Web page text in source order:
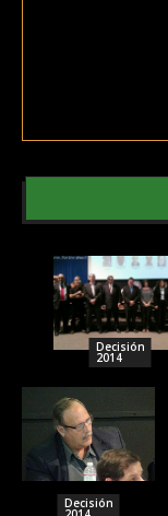
Decisión
2014
Decisión